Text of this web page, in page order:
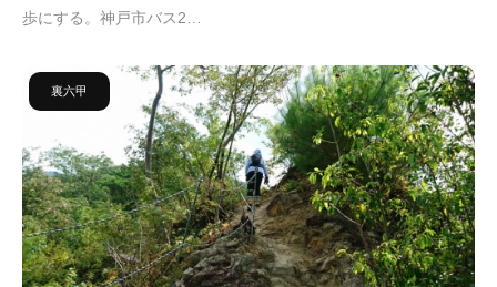
歩にする。神戸市バス2…
裏六甲